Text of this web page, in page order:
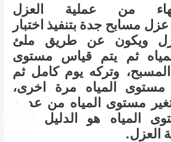
من عملية العزل
مسابح جدة بتنفيذ اختبار
ويكون عن طريق ملئ
ثم يتم قياس مستوى
وتركه يوم كامل ثم
المياه مرة اخرى،
مستوى المياه من عدمه
المياه هو الدليل على
العزل.